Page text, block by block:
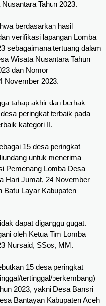
Tahun 2023.
berdasarkan hasil
verifikasi lapangan Lomba
sebagaimana tertuang dalam
Wisata Nusantara Tahun
dan Nomor
November 2023.
tahap akhir dan berhak
peringkat terbaik pada
kategori II.
15 desa peringkat
untuk menerima
Pemenang Lomba Desa
Hari Jumat, 24 November
Batu Layar Kabupaten
dapat diganggu gugat.
oleh Ketua Tim Lomba
Nursaid, SSos, MM.
15 desa peringkat
tertinggal/berkembang)
2023, yakni Desa Bansri
Bantayan Kabupaten Aceh